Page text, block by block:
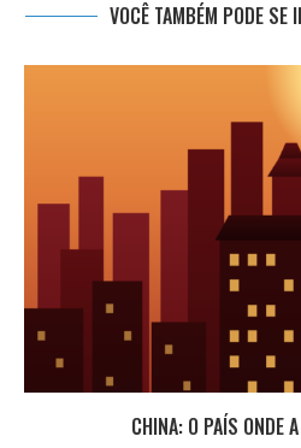
VOCÊ TAMBÉM PODE SE
CHINA: O PAÍS ONDE